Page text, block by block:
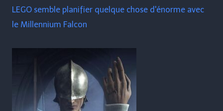
LEGO semble planifier quelque chose d'énorme avec
le Millennium Falcon